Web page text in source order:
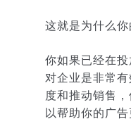
这就是为什么你
你如果已经在
对企业是非常
度和推动销售
以帮助你的广